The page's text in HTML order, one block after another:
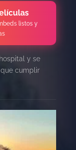
listos y
y se
que cumplir